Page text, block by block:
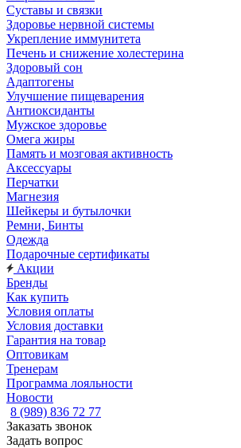
Суставы и связки
Здоровье нервной системы
Укрепление иммунитета
Печень и снижение холестерина
Здоровый сон
Адаптогены
Улучшение пищеварения
Антиоксиданты
Мужское здоровье
Омега жиры
Память и мозговая активность
Аксессуары
Перчатки
Магнезия
Шейкеры и бутылочки
Ремни, Бинты
Одежда
Подарочные сертификаты
Акции
Бренды
Как купить
Условия оплаты
Условия доставки
Гарантия на товар
Оптовикам
Тренерам
Программа лояльности
Новости
8 (989) 836 72 77
Заказать звонок
Задать вопрос